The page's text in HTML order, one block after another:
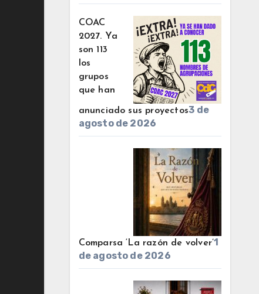
COAC
2027. Ya
son 113
los
grupos
que han
anunciado sus proyectos3 de
agosto de 2026
Comparsa ‘La razón de volver’1
de agosto de 2026